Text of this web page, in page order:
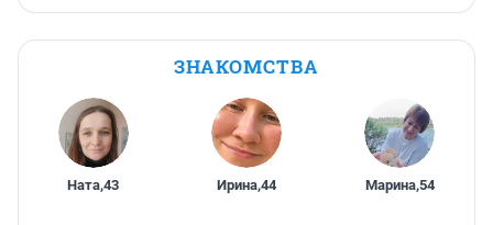
ЗНАКОМСТВА
Ната,43 Ирина,44 Марина,54